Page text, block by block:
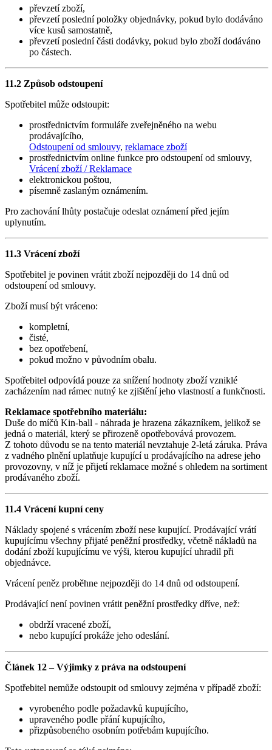
převzetí zboží,
převzetí poslední položky objednávky, pokud bylo dodáváno
více kusů samostatně,
převzetí poslední části dodávky, pokud bylo zboží dodáváno
po částech.
11.2 Způsob odstoupení
Spotřebitel může odstoupit:
prostřednictvím formuláře zveřejněného na webu
prodávajícího,
Odstoupení od smlouvy, reklamace zboží
prostřednictvím online funkce pro odstoupení od smlouvy,
Vrácení zboží / Reklamace
elektronickou poštou,
písemně zaslaným oznámením.
Pro zachování lhůty postačuje odeslat oznámení před jejím
uplynutím.
11.3 Vrácení zboží
Spotřebitel je povinen vrátit zboží nejpozději do 14 dnů od
odstoupení od smlouvy.
Zboží musí být vráceno:
kompletní,
čisté,
bez opotřebení,
pokud možno v původním obalu.
Spotřebitel odpovídá pouze za snížení hodnoty zboží vzniklé
zacházením nad rámec nutný ke zjištění jeho vlastností a funkčnosti.
Reklamace spotřebního materiálu:
Duše do míčů Kin-ball - náhrada je hrazena zákazníkem, jelikož se
jedná o materiál, který se přirozeně opotřebovává provozem.
Z tohoto důvodu se na tento materiál nevztahuje 2-letá záruka. Práva
z vadného plnění uplatňuje kupující u prodávajícího na adrese jeho
provozovny, v níž je přijetí reklamace možné s ohledem na sortiment
prodávaného zboží.
11.4 Vrácení kupní ceny
Náklady spojené s vrácením zboží nese kupující. Prodávající vrátí
kupujícímu všechny přijaté peněžní prostředky, včetně nákladů na
dodání zboží kupujícímu ve výši, kterou kupující uhradil při
objednávce.
Vrácení peněz proběhne nejpozději do 14 dnů od odstoupení.
Prodávající není povinen vrátit peněžní prostředky dříve, než:
obdrží vracené zboží,
nebo kupující prokáže jeho odeslání.
Článek 12 – Výjimky z práva na odstoupení
Spotřebitel nemůže odstoupit od smlouvy zejména v případě zboží:
vyrobeného podle požadavků kupujícího,
upraveného podle přání kupujícího,
přizpůsobeného osobním potřebám kupujícího.